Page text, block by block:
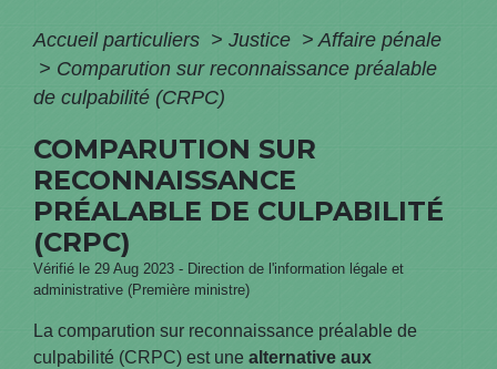
Accueil particuliers > Justice > Affaire pénale
> Comparution sur reconnaissance préalable
de culpabilité (CRPC)
COMPARUTION SUR
RECONNAISSANCE
PRÉALABLE DE CULPABILITÉ
(CRPC)
Vérifié le 29 Aug 2023 - Direction de l'information légale et
administrative (Première ministre)
La comparution sur reconnaissance préalable de
culpabilité (CRPC) est une alternative aux